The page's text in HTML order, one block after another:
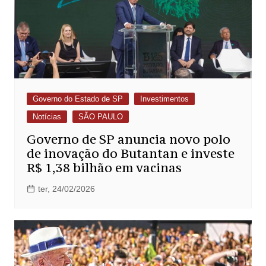
Governo do Estado de SP
Investimentos
Notícias
SÃO PAULO
Governo de SP anuncia novo polo
de inovação do Butantan e investe
R$ 1,38 bilhão em vacinas
ter, 24/02/2026